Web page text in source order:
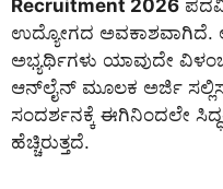
Recruitment 2026
ಉದ್ಯೋಗದ ಅವಕಾಶವಾಗಿದೆ.
ಅಭ್ಯರ್ಥಿಗಳು ಯಾವುದೇ
ಆನ್‌ಲೈನ್ ಮೂಲಕ ಅರ್ಜಿ
ಸಂದರ್ಶನಕ್ಕೆ ಈಗಿನಿಂದಲೇ
ಹೆಚ್ಚಿರುತ್ತದೆ.